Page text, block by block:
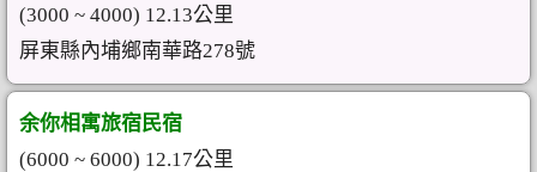
(3000 ~ 4000) 12.13公里
屏東縣內埔鄉南華路278號
余你相寓旅宿民宿
(6000 ~ 6000) 12.17公里